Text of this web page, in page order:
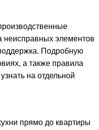
неисправных элементов
Подробную
а также правила
на отдельной
прямо до квартиры